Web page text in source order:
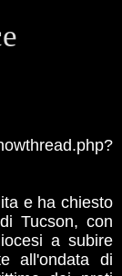
e ha chiesto
Tucson, con
a subire
all'ondata di